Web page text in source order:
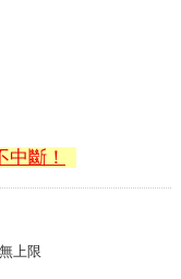
斷！
上限